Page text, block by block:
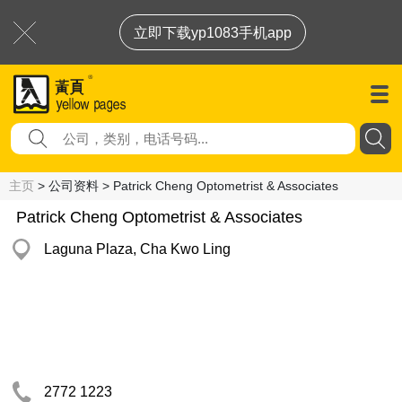
立即下载yp1083手机app
主页 > 公司资料 > Patrick Cheng Optometrist & Associates
Patrick Cheng Optometrist & Associates
Laguna Plaza, Cha Kwo Ling
2772 1223